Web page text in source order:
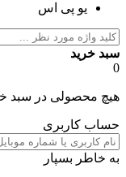
یو پی اس
سبد خرید
0
هیچ محصولی در سبد
حساب کاربری
به خاطر بسپار